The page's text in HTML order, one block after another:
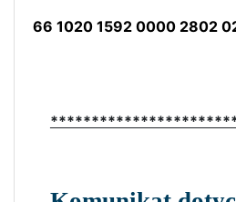
66 1020 1592 0000 2802